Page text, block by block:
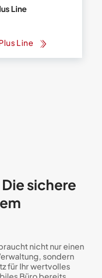
Line
Line
sichere
nicht nur einen
sondern
für Ihr wertvolles